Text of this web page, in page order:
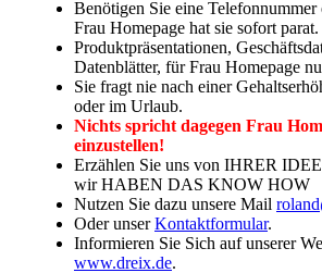
Benötigen Sie eine Telefonnummer
Frau Homepage hat sie sofort parat.
Produktpräsentationen,
Datenblätter, für Frau Homepage
Sie fragt nie nach einer
oder im Urlaub.
Nichts spricht dagegen Frau
einzustellen!
Erzählen Sie uns von IHRER
wir HABEN DAS KNOW HOW
Nutzen Sie dazu unsere Mail
Oder unserKontaktformular.
Informieren Sie Sich auf unserer
www.dreix.de.